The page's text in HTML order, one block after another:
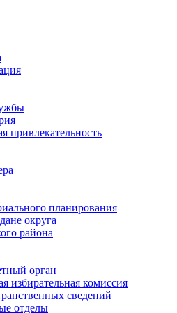
привлекательность
планирования
округа
района
орган
избирательная комиссия
сведений
отделы